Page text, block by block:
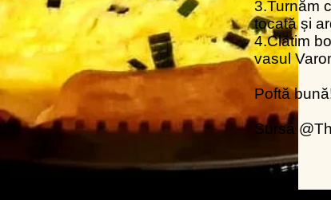
3.Turnăm
tocată și
4.Clătim
vasul
Poftă
Sursa